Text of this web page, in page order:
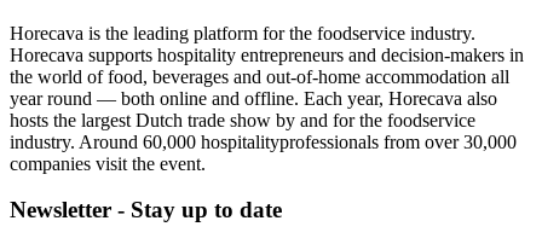
Horecava is the leading platform for the foodservice industry.
Horecava supports hospitality entrepreneurs and decision-makers in
the world of food, beverages and out-of-home accommodation all
year round — both online and offline. Each year, Horecava also
hosts the largest Dutch trade show by and for the foodservice
industry. Around 60,000 hospitalityprofessionals from over 30,000
companies visit the event.
Newsletter - Stay up to date